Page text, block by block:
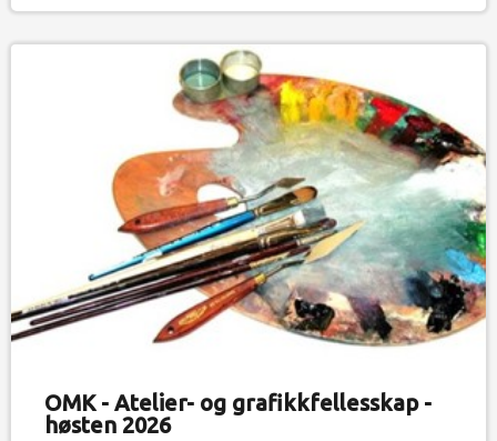
OMK - Atelier- og grafikkfellesskap -
høsten 2026